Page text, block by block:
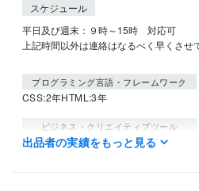
スケジュール
平日及び週末：９時～15時　対応可
上記時間以外は連絡はなるべく早くさせ
プログラミング言語・フレームワーク
CSS:2年HTML:3年
ビジネス・クリエイティブツール
STUDIO:0年Wix:2年WordPress:2年
Adobe Photoshop:3年Adobe
出品者の実績をもっと見る